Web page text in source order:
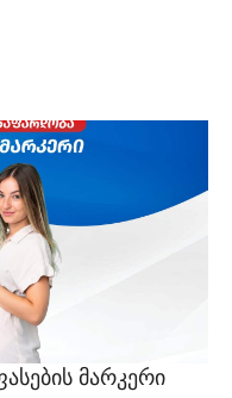
მარკერი